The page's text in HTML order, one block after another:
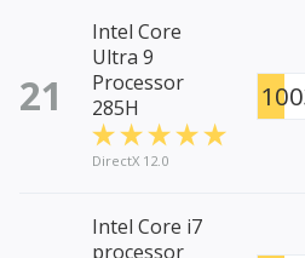
21
Intel Core
Ultra 9
Processor
285H
DirectX 12.0
Intel Core i7
processor